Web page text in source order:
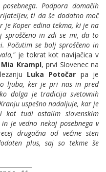
Podpora domačih
ti da še dodatno moč
je Koper edina tekma, ki je na
sproščeno in zdi se mi, da to
Počutim se bolj sproščeno in
je tokrat kot navijačica v
Mia Krampl, prvi Slovenec na
Luka Potočar pa je
ljuba, ker je pri nas in pred
dolga je tradicija svetovnih
uspešno nadaljuje, kar je
tudi ostalim slovenskim
je vedno nekaj posebnega v
drugačna od večine sten
plus, saj so tekme še